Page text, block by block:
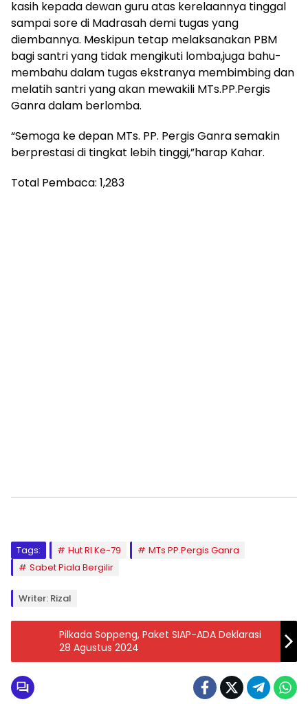
kasih kepada dewan guru atas kerelaannya tinggal
sampai sore di Madrasah demi tugas yang
diembannya. Meskipun tetap melaksanakan PBM
bagi santri yang tidak mengikuti lomba,juga bahu-
membahu dalam tugas ekstranya membimbing dan
melatih santri yang akan mewakili MTs.PP.Pergis
Ganra dalam berlomba.
“Semoga ke depan MTs. PP. Pergis Ganra semakin
berprestasi di tingkat lebih tinggi,”harap Kahar.
Total Pembaca: 1,283
Tags: Hut RI Ke-79
MTs PP.Pergis Ganra
Sabet Piala Bergilir
Writer: Rizal
Pilkada Soppeng, Paket SIAP-ADA Deklarasi
28 Agustus 2024